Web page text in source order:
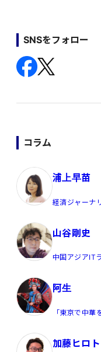
SNSをフォロー
コラム
浦上早苗
経済ジャーナ
山谷剛史
中国アジアIT
阿生
「東京で中華
加藤ヒロト